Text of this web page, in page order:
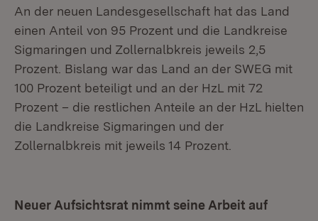
An der neuen Landesgesellschaft hat das Land
einen Anteil von 95 Prozent und die Landkreise
Sigmaringen und Zollernalbkreis jeweils 2,5
Prozent. Bislang war das Land an der SWEG mit
100 Prozent beteiligt und an der HzL mit 72
Prozent – die restlichen Anteile an der HzL hielten
die Landkreise Sigmaringen und der
Zollernalbkreis mit jeweils 14 Prozent.
Neuer Aufsichtsrat nimmt seine Arbeit auf